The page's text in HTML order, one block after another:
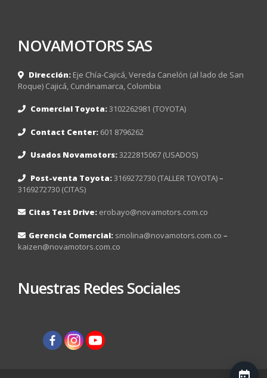
NOVAMOTORS SAS
Dirección: Eje Chía-Cajicá, Vereda Canelón (al lado de San
Roque) Cajicá, Cundinamarca, Colombia
Comercial Toyota:3102262981 (TOYOTA)
Contact Center: 601 8796262
Usados Novamotors:3222815067 (USADOS)
Post-venta Toyota:3169272730 (TALLER TOYOTA)–
3169272730 (CITAS)
Citas Test Drive: erobayo@novamotors.com.co
Gerencia Comercial: smolina@novamotors.com.co –
kaizen@novamotors.com.co
Nuestras Redes Sociales